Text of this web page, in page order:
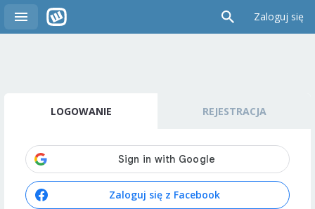
Zaloguj się
LOGOWANIE REJESTRACJA
Zaloguj się z Facebook